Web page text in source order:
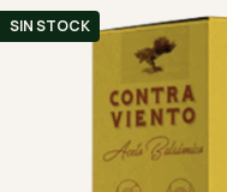
SIN STOCK